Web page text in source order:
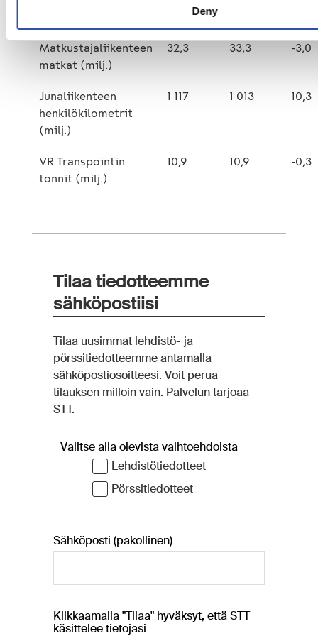
Deny
Matkustajaliikenteen
matkat (milj.)
32,3 33,3 -3,0
Junaliikenteen
henkilökilometrit
(milj.)
1 117 1 013 10,3
VR Transpointin
tonnit (milj.)
10,9 10,9 -0,3